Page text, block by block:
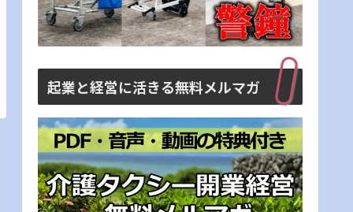
起業と経営に活きる無料メルマガ